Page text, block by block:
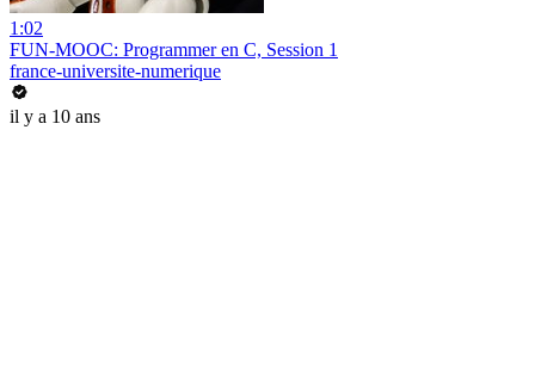
1:02
FUN-MOOC: Programmer en C, Session 1
france-universite-numerique
il y a 10 ans